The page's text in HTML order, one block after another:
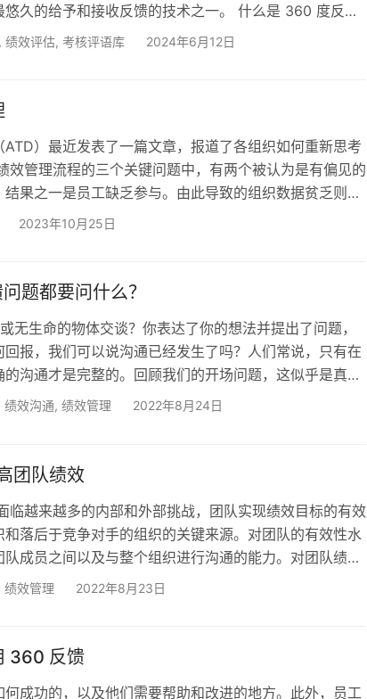
久的给予和接收反馈的技术之一。 什么是 360 度反
一种收集、衡量和报告与个人共事过的内部和外部人员
工作场所在各种关键发展变量方面对他们…
, 绩效评估, 考核评语库 2024年6月12日
）最近发表了一篇文章，报道了各组织如何重新思考
效管理流程的三个关键问题中，有两个被认为是有偏见的
果之一是员工缺乏参与。由此导致的组织数据贫乏则是
绩效管理是员工参与和激励的关键。 有偏见的评估 诚
犄角效应（他们已经对员工有了或好或坏的评价），还
2023年10月25日
题都要问什么？
无生命的物体交谈？你表达了你的想法并提出了问题，
报，我们可以说沟通已经发生了吗？人们常说，只有在
沟通才是完整的。回顾我们的开场问题，这似乎是真
各个角度了解情况，并根据这些知识做出决策。360反
团队生产力的计划。 …
绩效沟通, 绩效管理 2022年8月24日
团队绩效
临越来越多的内部和外部挑战，团队实现绩效目标的有效
落后于竞争对手的组织的关键来源。对团队的有效性水
成员之间以及与整个组织进行沟通的能力。对团队绩效
反馈。学习和组织变革专业人员通常负责在组织内实施
源于 1950 年代和 1960 年代，当时…
绩效管理 2022年8月23日
360 反馈
何成功的，以及他们需要帮助和改进的地方。此外，员工